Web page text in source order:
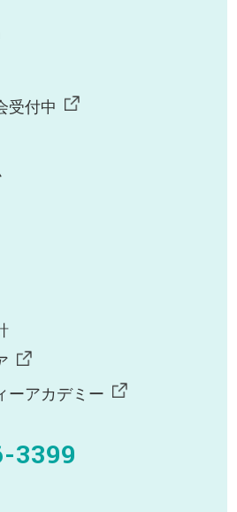
受付中
ーアカデミー
3399